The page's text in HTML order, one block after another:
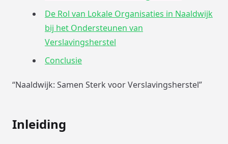
De Rol van Lokale Organisaties in Naaldwijk
bij het Ondersteunen van
Verslavingsherstel
Conclusie
“Naaldwijk: Samen Sterk voor Verslavingsherstel”
Inleiding